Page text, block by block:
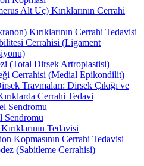
Alt Uç) Kırıklarının Cerrahi
Kırıklarının Cerrahi Tedavisi
Cerrahisi (Ligament
(Total Dirsek Artroplastisi)
Cerrahisi (Medial Epikondilit)
Travmaları: Dirsek Çıkığı ve
Cerrahi Tedavi
Sendromu
Sendromu
Tedavisi
Kopmasının Cerrahi Tedavisi
(Sabitleme Cerrahisi)